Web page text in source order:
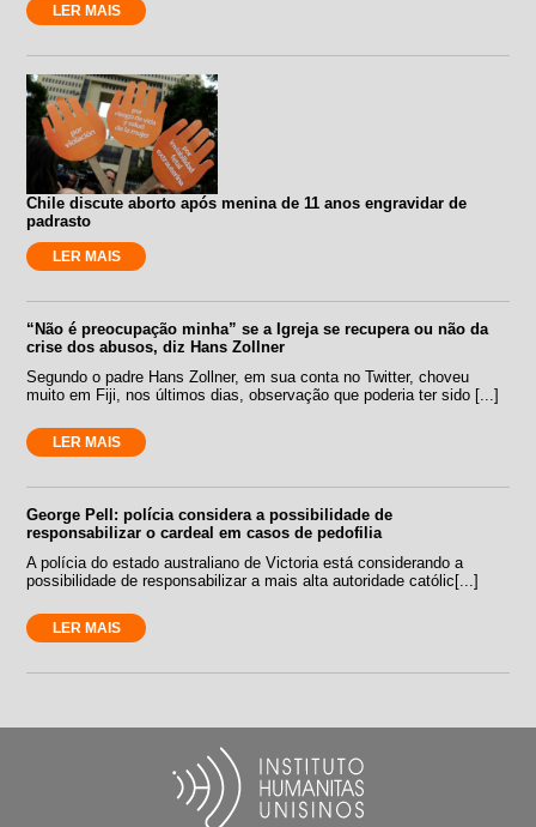
LER MAIS
Chile discute aborto após menina de 11 anos engravidar de
padrasto
LER MAIS
“Não é preocupação minha” se a Igreja se recupera ou não da
crise dos abusos, diz Hans Zollner
Segundo o padre Hans Zollner, em sua conta no Twitter, choveu
muito em Fiji, nos últimos dias, observação que poderia ter sido [...]
LER MAIS
George Pell: polícia considera a possibilidade de
responsabilizar o cardeal em casos de pedofilia
A polícia do estado australiano de Victoria está considerando a
possibilidade de responsabilizar a mais alta autoridade católic[...]
LER MAIS